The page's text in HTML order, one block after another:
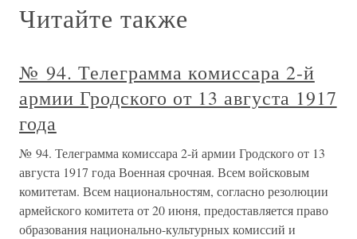
Читайте также
№ 94. Телеграмма комиссара 2-й
армии Гродского от 13 августа 1917
года
№ 94. Телеграмма комиссара 2-й армии Гродского от 13
августа 1917 года Военная срочная. Всем войсковым
комитетам. Всем национальностям, согласно резолюции
армейского комитета от 20 июня, предоставляется право
образования национально-культурных комиссий и